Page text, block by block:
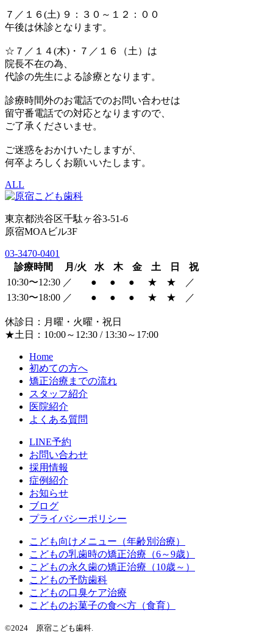
７／１６(土) ９：３０～１２：００
午後は休診となります。
☆７／１４(木)・７／１６（土）は
院長不在の為、
代診の先生による診療となります。
診療時間外のお電話でのお問い合わせは
留守番電話での対応となりますので、
ご了承くださいませ。
ご迷惑をおかけいたしますが、
何卒よろしくお願いいたします。
ALL
東京都渋谷区千駄ヶ谷3-51-6
原宿MOAビル3F
03-3470-0401
診療時間
月/火 水 木 金 土 日
祝
10:30〜12:30 ／ ● ● ● ★ ★
／
13:30〜18:00 ／ ● ● ● ★ ★ ／
休診日：月曜・火曜・祝日
★土日：10:00～12:30 / 13:30～17:00
Home
初めての方へ
矯正治療までの流れ
スタッフ紹介
医院紹介
よくある質問
LINE予約
お問い合わせ
採用情報
症例紹介
お知らせ
ブログ
プライバシーポリシー
こども向けメニュー（年齢別治療）
こどもの乳歯時の矯正治療（6～9歳）
こどもの永久歯の矯正治療（10歳～）
こどもの予防歯科
こどもの口臭ケア治療
こどものお菓子の食べ方（食育）
©2024 原宿こども歯科.